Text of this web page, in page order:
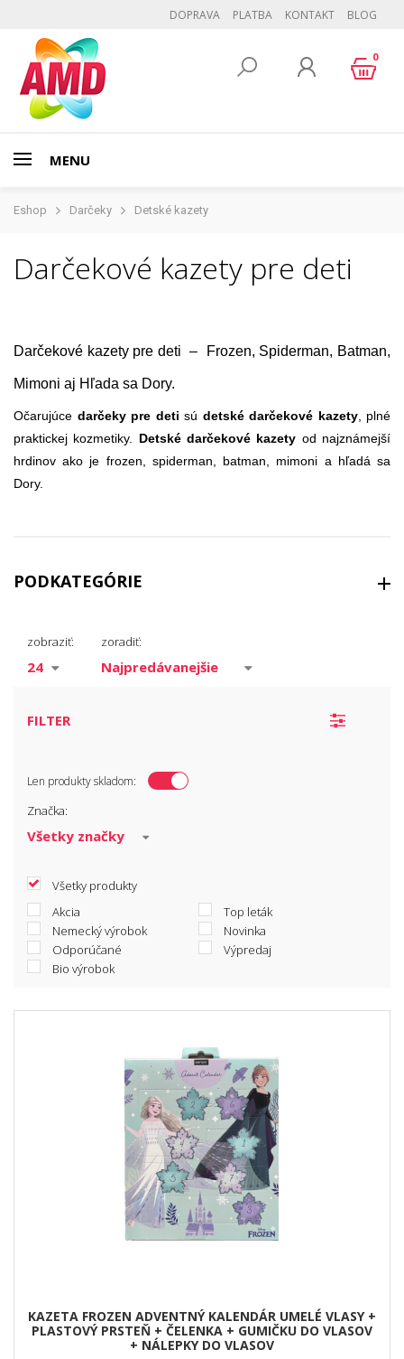
DOPRAVA PLATBA KONTAKT BLOG
0
MENU
Eshop Darčeky Detské kazety
Darčekové kazety pre deti
Darčekové kazety pre deti – Frozen, Spiderman, Batman,
Mimoni aj Hľada sa Dory.
Očarujúce darčeky pre deti sú detské darčekové kazety, plné
praktickej kozmetiky. Detské darčekové kazety od najznámejší
hrdinov ako je frozen, spiderman, batman, mimoni a hľadá sa
Dory.
PODKATEGÓRIE
Dámske kazety
Pánske kazety
Čajové kazety
zobraziť: zoradiť:
FILTER
Len produkty skladom:
Značka:
Všetky produkty
Akcia
Top leták
Nemecký výrobok
Novinka
Odporúčané
Výpredaj
Bio výrobok
KAZETA FROZEN ADVENTNÝ KALENDÁR UMELÉ VLASY +
PLASTOVÝ PRSTEŇ + ČELENKA + GUMIČKU DO VLASOV
+ NÁLEPKY DO VLASOV